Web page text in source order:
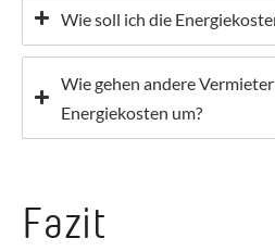
Wie soll ich die
Wie gehen andere
Energiekosten um?
Fazit